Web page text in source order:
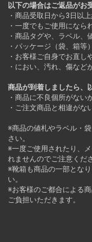
以下の場合はご返品がお
・商品受取日から3日以
・一度でもご使用になら
・商品タグや、ラベル、
・パッケージ（袋、箱等
・お客様ご自身でお直し
・におい、汚れ、傷など
商品が到着しましたら、
・商品に不良個所がない
・ご注文商品と相違がな
※商品の値札やラベル・
さい。
※一度ご使用されたり、
れませんのでご注意くだ
※靴箱も商品の一部とな
い。
※お客様のご都合による
ご負担いただきます。